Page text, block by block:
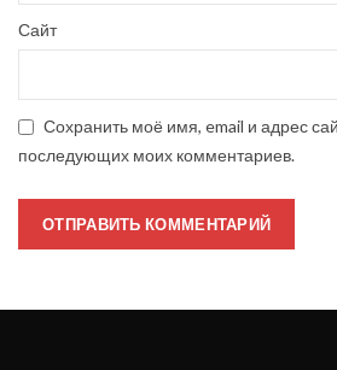
Сайт
Сохранить моё имя, email и адрес
последующих моих комментариев.